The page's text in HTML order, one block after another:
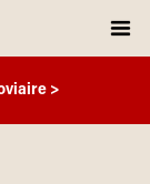
>